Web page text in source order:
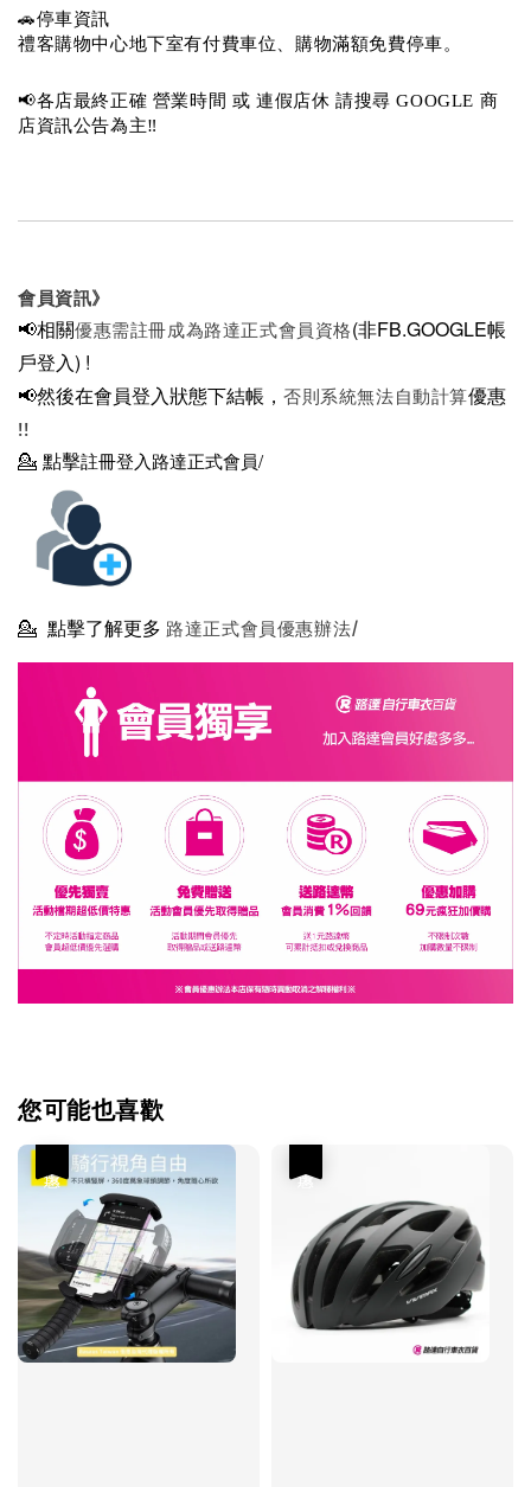
🚗停車資訊
禮客購物中心地下室有付費車位、購物滿額免費停車。
📢各店最終正確 營業時間 或 連假店休 請搜尋 GOOGLE 商
店資訊公告為主‼️
會員資訊》
📢相關優惠需註冊成為路達正式會員資格(非FB.GOOGLE帳
戶登入) !
📢然後在會員登入狀態下結帳， 否則系統無法自動計算優惠
!!
💁 點擊註冊登入路達正式會員/
💁 點擊了解更多 路達正式會員優惠辦法/
您可能也喜歡